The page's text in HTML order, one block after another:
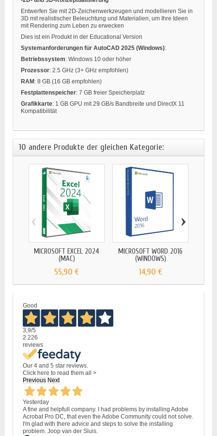
Entwerfen Sie mit 2D-Zeichenwerkzeugen und modellieren Sie in
3D mit realistischer Beleuchtung und Materialien, um Ihre Ideen
mit Rendering zum Leben zu erwecken
Dies ist ein Produkt in der Educational Version
Systemanforderungen für AutoCAD 2025 (Windows):
Betriebssystem: Windows 10 oder höher
Prozessor: 2.5 GHz (3+ GHz empfohlen)
RAM: 8 GB (16 GB empfohlen)
Festplattenspeicher: 7 GB freier Speicherplatz
Grafikkarte: 1 GB GPU mit 29 GB/s Bandbreite und DirectX 11
Kompatibilität
10 andere Produkte der gleichen Kategorie:
MICROSOFT EXCEL 2024
(MAC)
55,90 €
MICROSOFT WORD 2016
(WINDOWS)
14,90 €
‹ ›
Good
3,9/5
2.226
reviews
Our 4 and 5 star reviews.
Click here to read them all >
Previous Next
Yesterday
A fine and helpfull company. I had problems by installing Adobe
Acrobat Pro DC, that even the Adobe Community could not solve.
I'm glad with there advice and steps to solve the installing
problem. Joop van der Sluis.